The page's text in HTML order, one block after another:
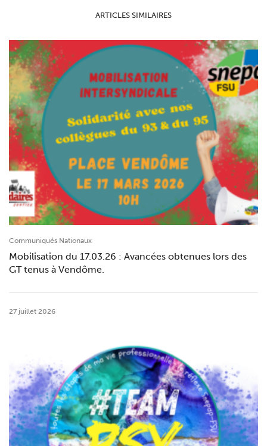
ARTICLES SIMILAIRES
Communiqués Nationaux
Mobilisation du 17.03.26 : Avancées obtenues lors des
GT tenus à Vendôme.
27 juillet 2026